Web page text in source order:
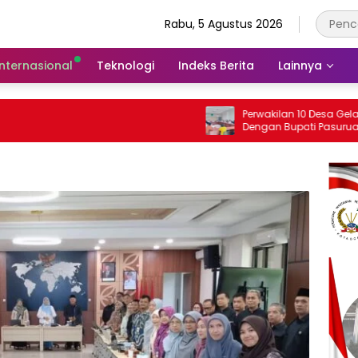
Rabu, 5 Agustus 2026
Teknologi Indeks Berita Lainnya
Perwakilan 10 Desa Gelar Audensi
Dengan Bupati Pasuruan, Ini Sejumlah
Tuntutannya